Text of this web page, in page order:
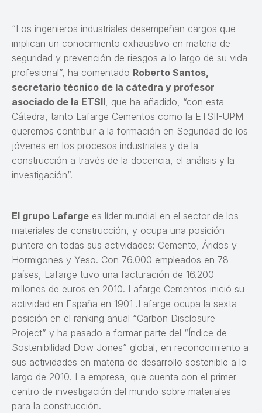
“Los ingenieros industriales desempeñan cargos que
implican un conocimiento exhaustivo en materia de
seguridad y prevención de riesgos a lo largo de su vida
profesional”, ha comentado Roberto Santos,
secretario técnico de la cátedra y profesor
asociado de la ETSII, que ha añadido, “con esta
Cátedra, tanto Lafarge Cementos como la ETSII-UPM
queremos contribuir a la formación en Seguridad de los
jóvenes en los procesos industriales y de la
construcción a través de la docencia, el análisis y la
investigación”.
El grupo Lafarge es líder mundial en el sector de los
materiales de construcción, y ocupa una posición
puntera en todas sus actividades: Cemento, Áridos y
Hormigones y Yeso. Con 76.000 empleados en 78
países, Lafarge tuvo una facturación de 16.200
millones de euros en 2010. Lafarge Cementos inició su
actividad en España en 1901 .Lafarge ocupa la sexta
posición en el ranking anual “Carbon Disclosure
Project” y ha pasado a formar parte del “Índice de
Sostenibilidad Dow Jones” global, en reconocimiento a
sus actividades en materia de desarrollo sostenible a lo
largo de 2010. La empresa, que cuenta con el primer
centro de investigación del mundo sobre materiales
para la construcción.